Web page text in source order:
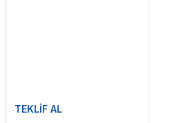
TEKLİF AL